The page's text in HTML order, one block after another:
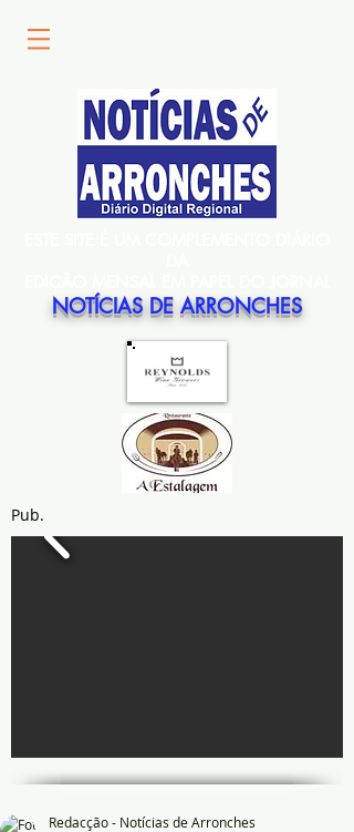
NOTÍCIAS DE ARRONCHES
Pub.
Redacção - Notícias de Arronches